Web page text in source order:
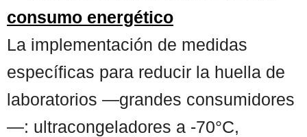
consumo energético
La implementación de medidas
específicas para reducir la huella de
laboratorios —grandes consumidores
—: ultracongeladores a -70°C,